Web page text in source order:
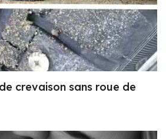
crevaison sans roue de